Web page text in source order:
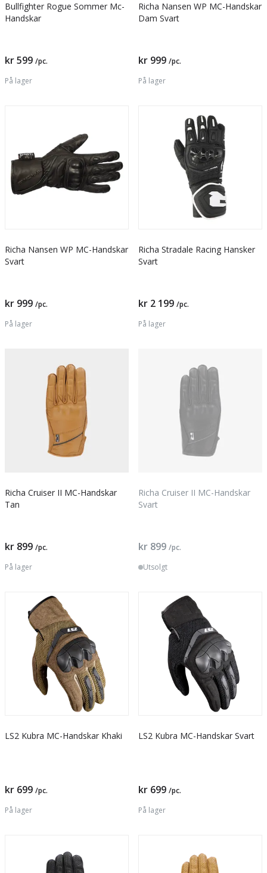
Bullfighter Rogue Sommer Mc-
Handskar
kr 599 /pc.
På lager
Richa Nansen WP MC-Handskar
Dam Svart
kr 999 /pc.
På lager
Richa Nansen WP MC-Handskar
Svart
kr 999 /pc.
På lager
Richa Stradale Racing Hansker
Svart
kr 2 199 /pc.
På lager
Richa Cruiser II MC-Handskar
Tan
kr 899 /pc.
På lager
Richa Cruiser II MC-Handskar
Svart
kr 899 /pc.
Utsolgt
LS2 Kubra MC-Handskar Khaki
kr 699 /pc.
På lager
LS2 Kubra MC-Handskar Svart
kr 699 /pc.
På lager